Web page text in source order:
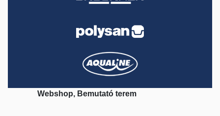
Webshop, Bemutató terem